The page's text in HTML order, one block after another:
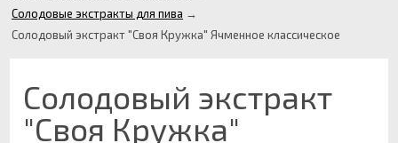
Солодовые экстракты для пива →
Солодовый экстракт "Своя Кружка" Ячменное классическое
Солодовый экстракт
"Своя Кружка"